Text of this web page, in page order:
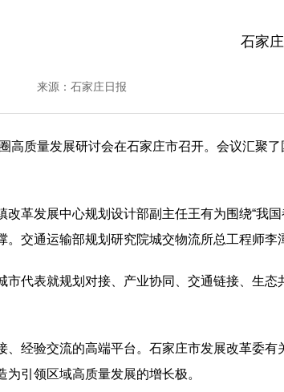
石家
来源：石家庄日报
高质量发展研讨会在石家庄市召开。会议汇聚
改革发展中心规划设计部副主任王有为围绕“我
交通运输部规划研究院城交物流所总工程师
市代表就规划对接、产业协同、交通链接、生
、经验交流的高端平台。石家庄市发展改革委
引领区域高质量发展的增长极。